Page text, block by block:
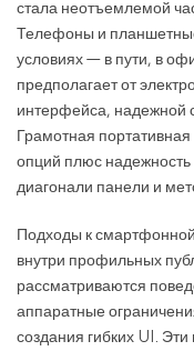
стала неотъемлемой
Телефоны и
условиях — в пути, в
предполагает от
интерфейса, надежной
Грамотная
опций плюс
диагонали панели и
Подходы к
внутри профильных
рассматриваются
аппаратные
создания гибких UI.